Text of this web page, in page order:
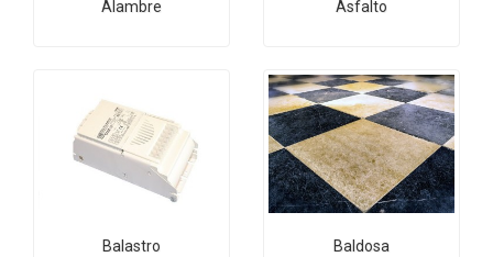
Alambre Asfalto
Balastro Baldosa